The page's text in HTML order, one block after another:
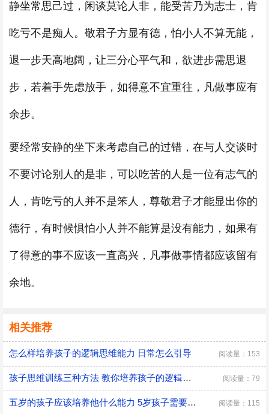
静坐常思己过，闲谈莫论人非，能受苦乃为志士，肯
吃亏不是痴人。敬君子方显有德，怕小人不算无能，
退一步天高地阔，让三分心平气和，欲进步需思退
步，若着手先虑放手，如得意不宜重往，凡做事应有
余步。
要经常安静的坐下来考虑自己的过错，在与人交谈时
不要讨论别人的是非，可以吃苦的人是一位有志气的
人，肯吃亏的人并不是笨人，尊敬君子才能显出你的
德行，有时候惧怕小人并不能算是没有能力，如果有
了得意的事不应该一直高兴，凡事做事情都应该留有
余地。
相关推荐
怎么样培养孩子的逻辑思维能力 日常怎么引导 阅读量：153
孩子思维训练三种方法 教你培养孩子的逻辑思维 阅读量：79
五岁的孩子应该培养他什么能力 5岁孩子需要培养的能力 阅读量：115